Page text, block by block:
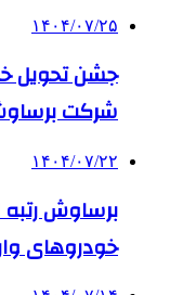
۱۴۰۴/۰۷/۲۵
جشن تحویل
شرکت
۱۴۰۴/۰۷/۲۲
برساوش
خودروهای